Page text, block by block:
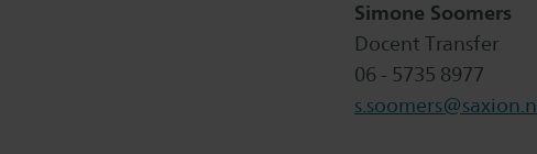
Simone Soomers
Docent Transfer
06 - 5735 8977
s.soomers@saxion.nl